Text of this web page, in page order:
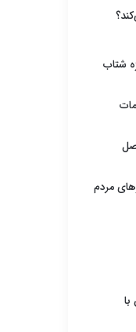
سلامت فارس با ۳ پروژه شتاب
مردم